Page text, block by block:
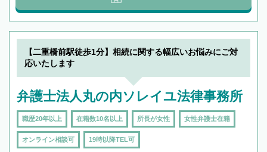
【二重橋前駅徒歩1分】相続に関する幅広いお悩みにご対
応いたします
弁護士法人丸の内ソレイユ法律事務所
職歴20年以上 在籍数10名以上 所長が女性 女性弁護士在籍
オンライン相談可 19時以降TEL可